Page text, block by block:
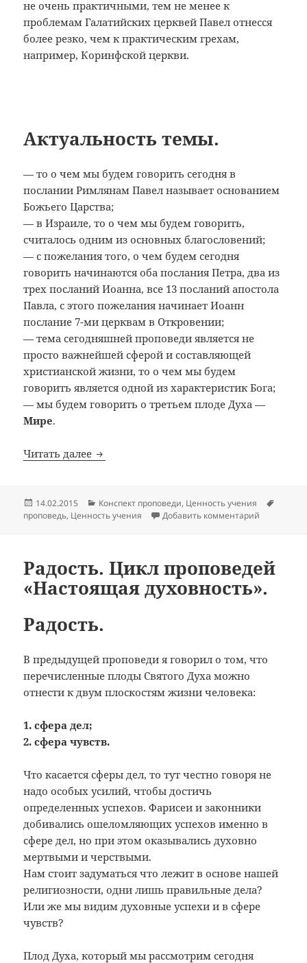
не очень практичными, тем не менее к
проблемам Галатийских церквей Павел отнесся
более резко, чем к практическим грехам,
например, Коринфской церкви.
Актуальность темы.
— то о чем мы будем говорить сегодня в
послании Римлянам Павел называет основанием
Божьего Царства;
— в Израиле, то о чем мы будем говорить,
считалось одним из основных благословений;
— с пожелания того, о чем будем сегодня
говорить начинаются оба послания Петра, два из
трех посланий Иоанна, все 13 посланий апостола
Павла, с этого пожелания начинает Иоанн
послание 7-ми церквам в Откровении;
— тема сегодняшней проповеди является не
просто важнейшей сферой и составляющей
христианской жизни, то о чем мы будем
говорить является одной из характеристик Бога;
— мы будем говорить о третьем плоде Духа —
Мире.
Читать далее Мир. Цикл проповедей «Настоящая
Опубликовано
14.02.2015 Рубрики
Конспект проповеди, Ценность учения
проповедь, Ценность учения Добавить комментарий
Радость. Цикл проповедей
«Настоящая духовность».
Радость.
В предыдущей проповеди я говорил о том, что
перечисленные плоды Святого Духа можно
отнести к двум плоскостям жизни человека:
1. сфера дел;
2. сфера чувств.
Что касается сферы дел, то тут честно говоря не
надо особых усилий, чтобы достичь
определенных успехов. Фарисеи и законники
добивались ошеломляющих успехов именно в
сфере дел, но при этом оказывались духовно
мертвыми и черствыми.
Нам стоит задуматься что лежит в основе нашей
религиозности, одни лишь правильные дела?
Или же мы видим духовные успехи и в сфере
чувств?
Плод Духа, который мы рассмотрим сегодня